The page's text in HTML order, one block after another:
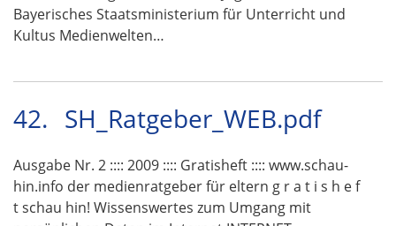
Bayerisches Staatsministerium für Unterricht und
Kultus Medienwelten…
42. SH_Ratgeber_WEB.pdf
Ausgabe Nr. 2 :::: 2009 :::: Gratisheft :::: www.schau-
hin.info der medienratgeber für eltern g r a t i s h e f
t schau hin! Wissenswertes zum Umgang mit